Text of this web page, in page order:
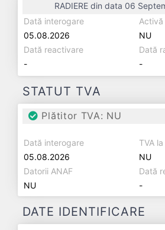
RADIERE din data 06
Dată interogare
05.08.2026
NU
Dată reactivare
-
Dată
-
STATUT TVA
Plătitor TVA: NU
Dată interogare
05.08.2026
TVA
NU
Datorii ANAF
NU
Dată
-
DATE IDENTIFICARE